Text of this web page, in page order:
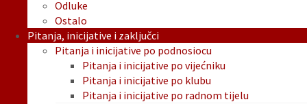
Odluke
Ostalo
Pitanja, inicijative i zaključci
Pitanja i inicijative po podnosiocu
Pitanja i inicijative po vijećniku
Pitanja i inicijative po klubu
Pitanja i inicijative po radnom tijelu